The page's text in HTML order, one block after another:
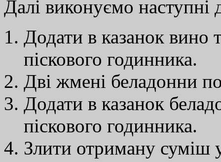
Далі виконуємо наступні
Додати в казанок вино
піскового годинника.
Дві жмені беладонни
Додати в казанок
піскового годинника.
Злити отриману суміш